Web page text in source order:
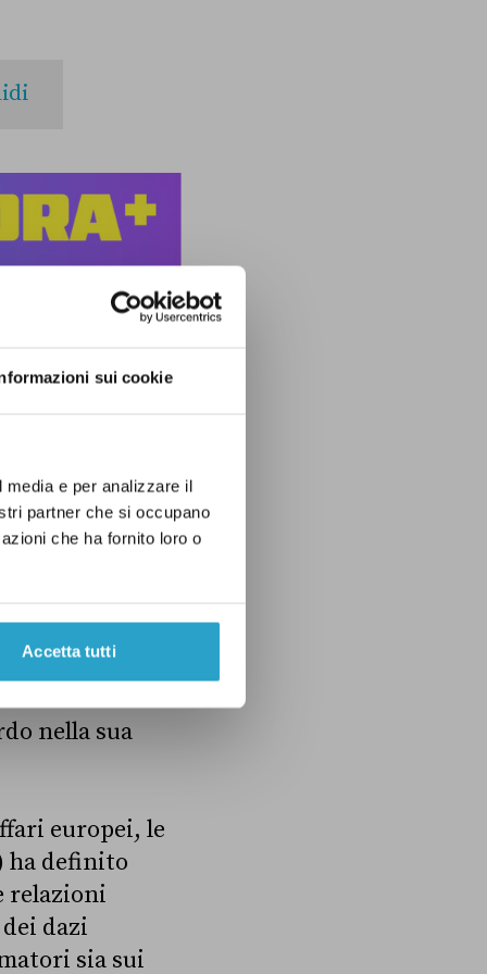
sui cookie
e per analizzare il
partner che si occupano
che ha fornito loro o
Accetta tutti
tra Stati
per
leader di
nella sua
europei, le
ha definito
relazioni
dazi
sia sui